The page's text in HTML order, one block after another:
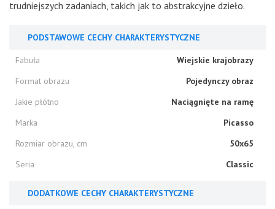
trudniejszych zadaniach, takich jak to abstrakcyjne dzieło.
PODSTAWOWE CECHY CHARAKTERYSTYCZNE
Fabuła
Wiejskie krajobrazy
Format obrazu
Pojedynczy obraz
Jakie płótno
Naciągnięte na ramę
Marka
Picasso
Rozmiar obrazu, cm
50x65
Seria
Classic
DODATKOWE CECHY CHARAKTERYSTYCZNE